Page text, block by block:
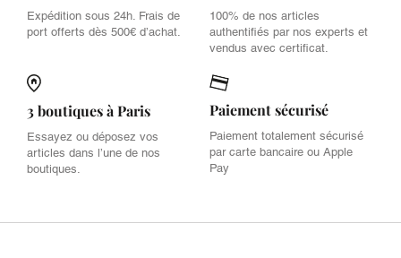
Expédition sous 24h. Frais de
port offerts dès 500€ d’achat.
100% de nos articles
authentifiés par nos experts et
vendus avec certificat.
3 boutiques à Paris
Essayez ou déposez vos
articles dans l’une de nos
boutiques.
Paiement sécurisé
Paiement totalement sécurisé
par carte bancaire ou Apple
Pay